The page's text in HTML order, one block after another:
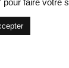
faire votre